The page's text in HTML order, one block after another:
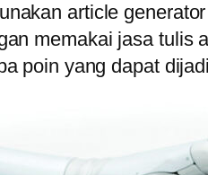
article
memakai jasa tulis
poin yang dapat